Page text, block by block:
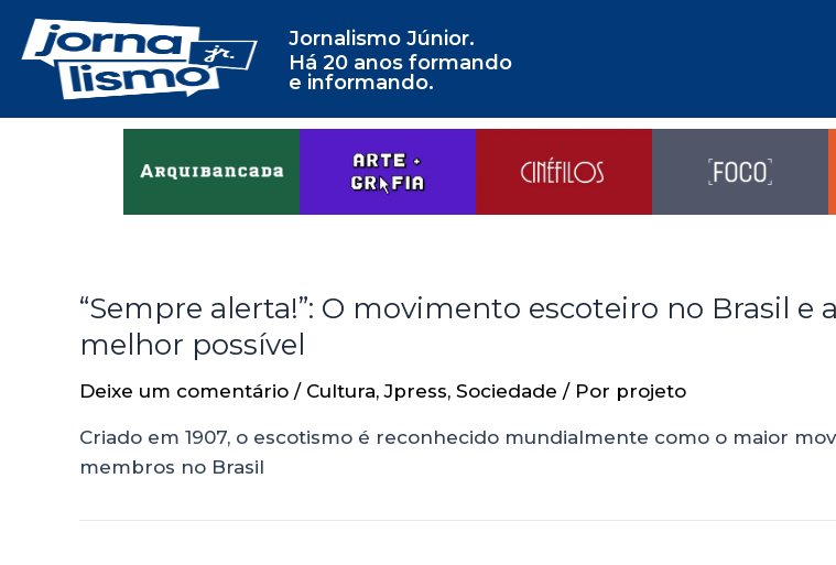
Jornalismo Júnior.
Há 20 anos formando
e informando.
“Sempre alerta!”: O movimento escoteiro no Brasil e
melhor possível
Deixe um comentário / Cultura,Jpress, Sociedade / Por projeto
Criado em 1907, o escotismo é reconhecido mundialmente como o maior
membros no Brasil